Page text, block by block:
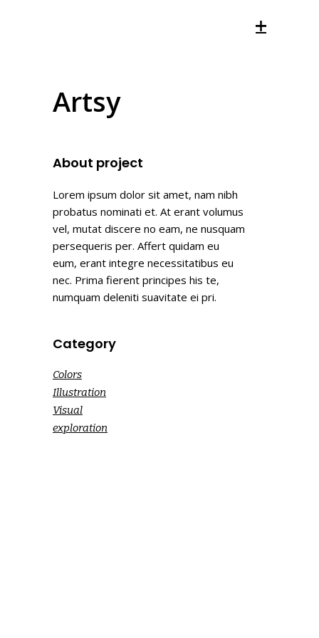
Artsy
About project
Lorem ipsum dolor sit amet, nam nibh
probatus nominati et. At erant volumus
vel, mutat discere no eam, ne nusquam
persequeris per. Affert quidam eu
eum, erant integre necessitatibus eu
nec. Prima fierent principes his te,
numquam deleniti suavitate ei pri.
Category
Colors
Illustration
Visual
exploration